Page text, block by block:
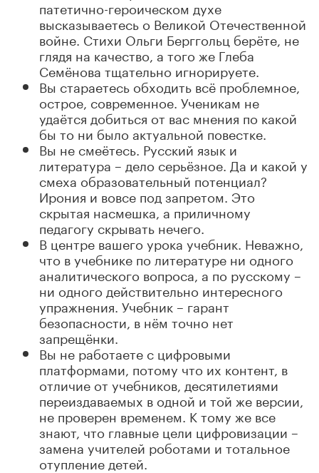
патетично-героическом духе
высказываетесь о Великой Отечественной
войне. Стихи Ольги Берггольц берёте, не
глядя на качество, а того же Глеба
Семёнова тщательно игнорируете.
Вы стараетесь обходить всё проблемное,
острое, современное. Ученикам не
удаётся добиться от вас мнения по какой
бы то ни было актуальной повестке.
Вы не смеётесь. Русский язык и
литература – дело серьёзное. Да и какой у
смеха образовательный потенциал?
Ирония и вовсе под запретом. Это
скрытая насмешка, а приличному
педагогу скрывать нечего.
В центре вашего урока учебник. Неважно,
что в учебнике по литературе ни одного
аналитического вопроса, а по русскому –
ни одного действительно интересного
упражнения. Учебник – гарант
безопасности, в нём точно нет
запрещёнки.
Вы не работаете с цифровыми
платформами, потому что их контент, в
отличие от учебников, десятилетиями
переиздаваемых в одной и той же версии,
не проверен временем. К тому же все
знают, что главные цели цифровизации –
замена учителей роботами и тотальное
отупление детей.